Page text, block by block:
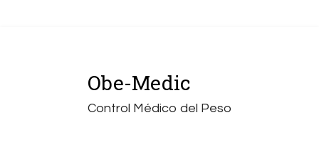
Obe-Medic
Control Médico del Peso